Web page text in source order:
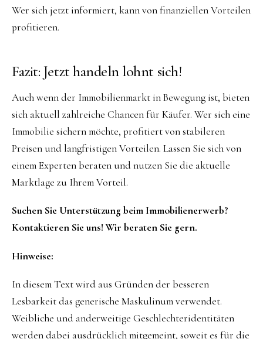
Wer sich jetzt informiert, kann von finanziellen Vorteilen
profitieren.
Fazit: Jetzt handeln lohnt sich!
Auch wenn der Immobilienmarkt in Bewegung ist, bieten
sich aktuell zahlreiche Chancen für Käufer. Wer sich eine
Immobilie sichern möchte, profitiert von stabileren
Preisen und langfristigen Vorteilen. Lassen Sie sich von
einem Experten beraten und nutzen Sie die aktuelle
Marktlage zu Ihrem Vorteil.
Suchen Sie Unterstützung beim Immobilienerwerb?
Kontaktieren Sie uns! Wir beraten Sie gern.
Hinweise:
In diesem Text wird aus Gründen der besseren
Lesbarkeit das generische Maskulinum verwendet.
Weibliche und anderweitige Geschlechteridentitäten
werden dabei ausdrücklich mitgemeint, soweit es für die